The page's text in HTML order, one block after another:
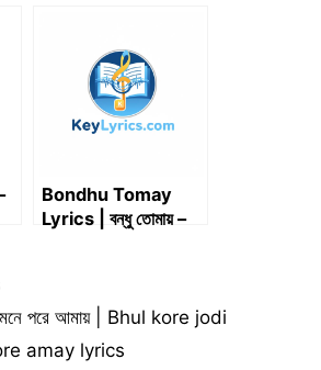
Bondhu Tomay
Lyrics | বন্ধু তোমায় –
মনে পরে আমায় | Bhul kore jodi
amay lyrics